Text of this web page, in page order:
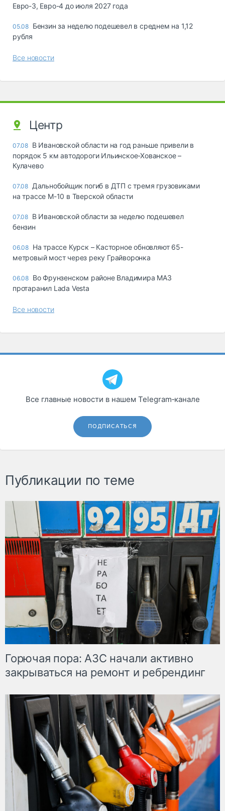
Евро-3, Евро-4 до июля 2027 года
05.08 Бензин за неделю подешевел в среднем на 1,12
рубля
Все новости
Центр
07.08 В Ивановской области на год раньше привели в
порядок 5 км автодороги Ильинское-Хованское –
Кулачево
07.08 Дальнобойщик погиб в ДТП с тремя грузовиками
на трассе М-10 в Тверской области
07.08 В Ивановской области за неделю подешевел
бензин
06.08 На трассе Курск – Касторное обновляют 65-
метровый мост через реку Грайворонка
06.08 Во Фрунзенском районе Владимира МАЗ
протаранил Lada Vesta
Все новости
Все главные новости в нашем Telegram‑канале
ПОДПИСАТЬСЯ
Публикации по теме
Горючая пора: АЗС начали активно
закрываться на ремонт и ребрендинг